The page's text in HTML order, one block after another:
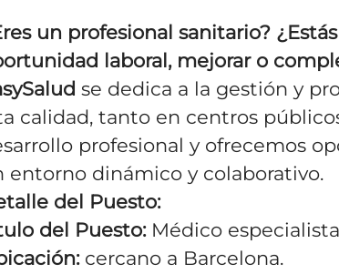
un profesional sanitario?
laboral, mejorar o
se dedica a la gestión y
calidad, tanto en centros
profesional y ofrecemos
entorno dinámico y colaborativo.
del Puesto:
del Puesto:Médico
cercano a Barcelona.